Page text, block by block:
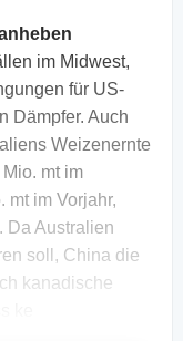
im Midwest,
für US-
Dämpfer. Auch
Weizenernte
mt im
mt im Vorjahr,
Da Australien
soll, China die
kanadische